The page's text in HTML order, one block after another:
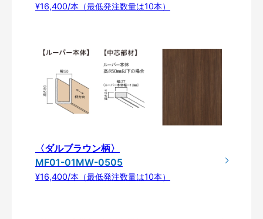
¥16,400/本（最低発注数量は10本）
〈ダルブラウン柄〉
MF01-01MW-0505
¥16,400/本（最低発注数量は10本）